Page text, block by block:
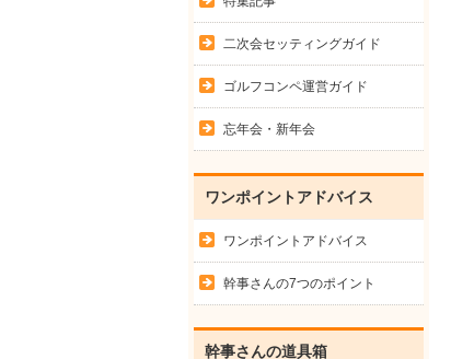
二次会セッティングガイド
ゴルフコンペ運営ガイド
忘年会・新年会
ワンポイントアドバイス
ワンポイントアドバイス
幹事さんの7つのポイント
幹事さんの道具箱